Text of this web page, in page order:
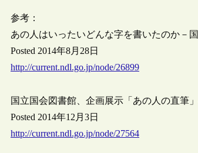
参考：
あの人はいったいどんな字を書いたのか－
Posted 2014年8月28日
http://current.ndl.go.jp/node/26899
国立国会図書館、企画展示「あの人の直筆
Posted 2014年12月3日
http://current.ndl.go.jp/node/27564